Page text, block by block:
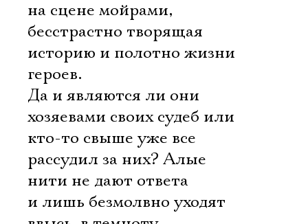
на сцене мойрами,
бесстрастно творящая
историю и полотно жизни
героев.
Да и являются ли они
хозяевами своих судеб или
кто-то свыше уже все
рассудил за них? Алые
нити не дают ответа
и лишь безмолвно уходят